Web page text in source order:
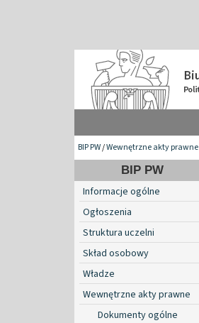
BIP PW/Wewnętrzne akty prawne
BIP PW
Informacje ogólne
Ogłoszenia
Struktura uczelni
Skład osobowy
Władze
Wewnętrzne akty prawne
Dokumenty ogólne